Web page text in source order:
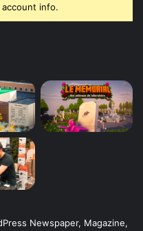
info.
Newspaper, Magazine,